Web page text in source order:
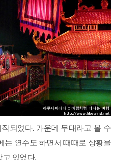
되었다. 가운데 무대라고 볼 수
는 연주도 하면서 때때로 상황을
고 있었다.